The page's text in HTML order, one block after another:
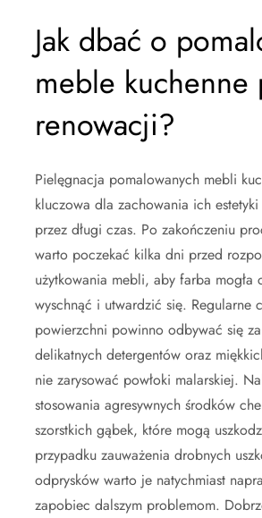
Jak dbać o
meble kuchenne
renowacji?
Pielęgnacja pomalowanych mebli
kluczowa dla zachowania ich estetyki
przez długi czas. Po zakończeniu
warto poczekać kilka dni przed
użytkowania mebli, aby farba mogła
wyschnąć i utwardzić się. Regularne
powierzchni powinno odbywać się
delikatnych detergentów oraz
nie zarysować powłoki malarskiej.
stosowania agresywnych środków
szorstkich gąbek, które mogą
przypadku zauważenia drobnych
odprysków warto je natychmiast
zapobiec dalszym problemom.